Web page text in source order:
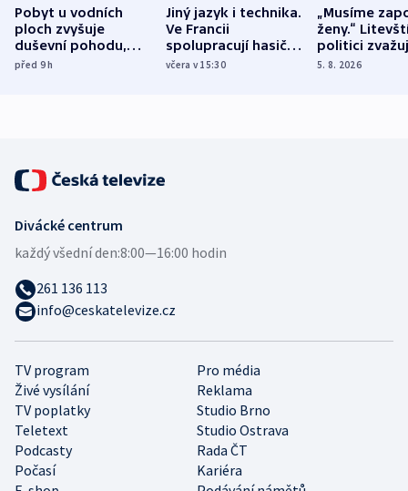
Pobyt u vodních
ploch zvyšuje
duševní pohodu,
ukázala
před 9h
Jiný jazyk i technika.
Ve Francii
spolupracují hasiči z
různých zemí
včera v 15:30
„Musíme
ženy.“
politici
dohodu o
5. 8. 2026
TV program
Pro média
Živé vysílání
Reklama
TV poplatky
Studio Brno
Teletext
Studio Ostrava
Podcasty
Rada ČT
Počasí
Kariéra
Divácké centrum
každý všední den:8:00—16:00 hodin
261 136 113
info@ceskatelevize.cz